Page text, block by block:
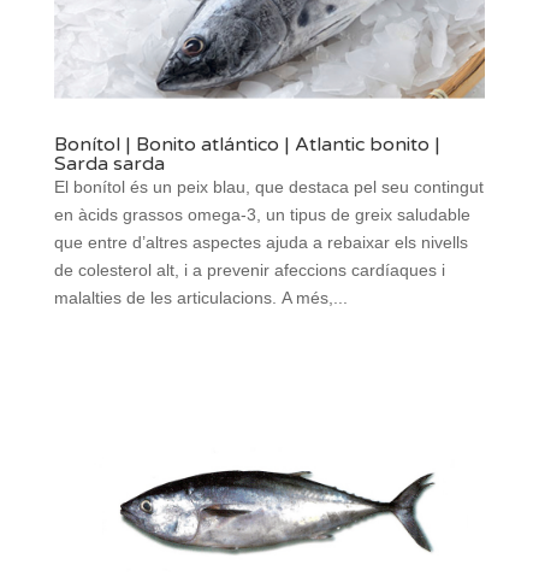
Bonítol | Bonito atlántico | Atlantic bonito |
Sarda sarda
El bonítol és un peix blau, que destaca pel seu contingut
en àcids grassos omega-3, un tipus de greix saludable
que entre d’altres aspectes ajuda a rebaixar els nivells
de colesterol alt, i a prevenir afeccions cardíaques i
malalties de les articulacions. A més,...